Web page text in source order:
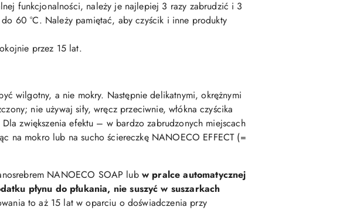
funkcjonalności, należy je najlepiej 3 razy zabrudzić i 3
60 °C. Należy pamiętać, aby czyścik i inne produkty
przez 15 lat.
wilgotny, a nie mokry. Następnie delikatnymi, okrężnymi
nie używaj siły, wręcz przeciwnie, włókna czyścika
Dla zwiększenia efektu – w bardzo zabrudzonych miejscach
na mokro lub na sucho ściereczkę NANOECO EFFECT (=
NANOECO SOAP lub w pralce automatycznej
płynu do płukania, nie suszyć w suszarkach
to aż 15 lat w oparciu o doświadczenia przy